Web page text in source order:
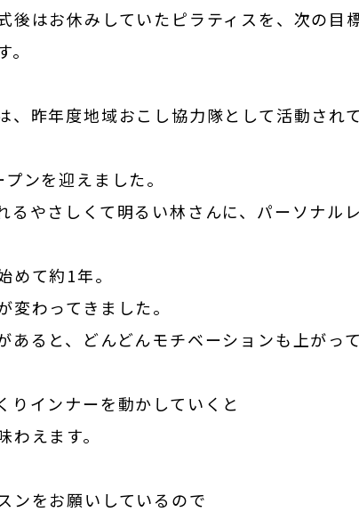
後はお休みしていたピラティスを、次の目
、昨年度地域おこし協力隊として活動され
ンを迎えました。
るやさしくて明るい林さんに、パーソナル
めて約1年。
わってきました。
あると、どんどんモチベーションも上がって
りインナーを動かしていくと
えます。
ンをお願いしているので